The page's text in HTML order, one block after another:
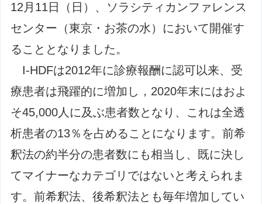
12月11日（日）、ソラシティカンファレンス
センター（東京・お茶の水）において開催す
ることとなりました。
I-HDFは2012年に診療報酬に認可以来、受
療患者は飛躍的に増加し，2020年末にはおよ
そ45,000人に及ぶ患者数となり、これは全透
析患者の13％を占めることになります。前希
釈法の約半分の患者数にも相当し、既に決し
てマイナーなカテゴリではないと考えられま
す。前希釈法、後希釈法とも毎年増加してい